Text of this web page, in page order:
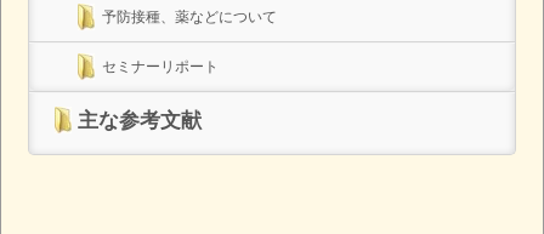
予防接種、薬などについて
セミナーリポート
主な参考文献